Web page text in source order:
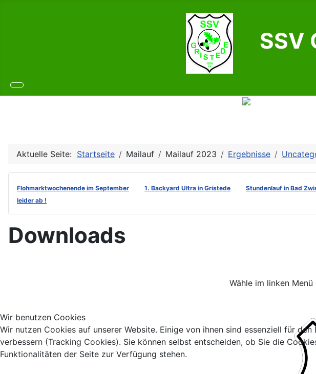
SSV
Aktuelle Seite: Startseite Mailauf Mailauf 2023 Ergebnisse
Flohmarktwochenende im September 1. Backyard Ultra in Gristede Stundenlauf in Bad
leider ab !
Downloads
Wähle im linken
Wir benutzen Cookies
Wir nutzen Cookies auf unserer Website. Einige von ihnen sind essenziell für
verbessern (Tracking Cookies). Sie können selbst entscheiden, ob Sie die
Funktionalitäten der Seite zur Verfügung stehen.